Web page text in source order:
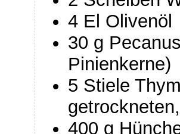
4 El Olivenöl
30 g
Pinienkerne)
5 Stiele
400 g